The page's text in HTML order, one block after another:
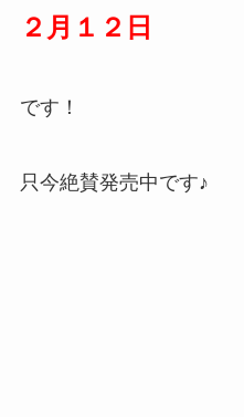
２月１２日
です！
只今絶賛発売中です♪